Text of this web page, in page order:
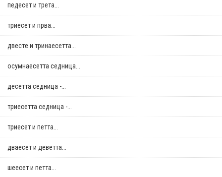
педесет и трета...
триесет и прва...
двестe и тринаесетта...
осумнaесетта седница...
десетта седница -...
триесетта седница -...
триесет и петта...
дваесет и деветта...
шеесет и петта...